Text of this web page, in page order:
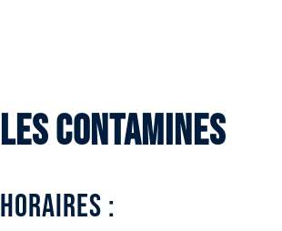
Les Contamines
Horaires :